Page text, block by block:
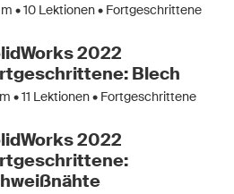
•10 Lektionen • Fortgeschrittene
2022
Blech
•11 Lektionen • Fortgeschrittene
2022